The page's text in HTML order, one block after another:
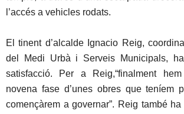
l’accés a vehicles rodats.
El tinent d’alcalde Ignacio Reig,
del Medi Urbà i Serveis Municipals,
satisfacció. Per a Reig,“finalment
novena fase d’unes obres que teníem
començàrem a governar”. Reig també